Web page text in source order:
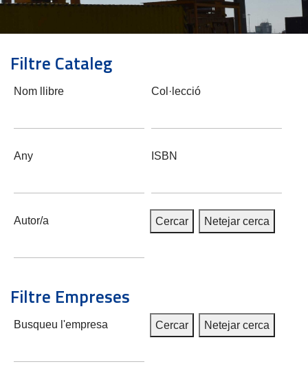
Filtre Cataleg
Nom llibre Col·lecció
Any ISBN
Autor/a Cercar Netejar cerca
Filtre Empreses
Busqueu l'empresa Cercar Netejar cerca